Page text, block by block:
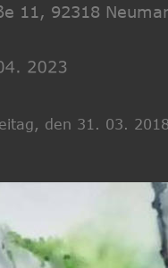
den 31. 03.
11, 92318